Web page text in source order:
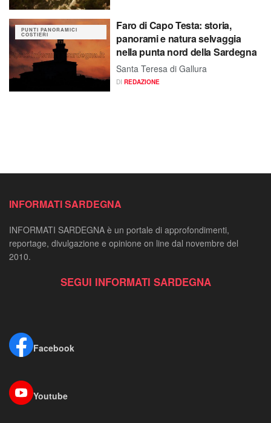
PUNTI PANORAMICI
COSTIERI
Faro di Capo Testa: storia,
panorami e natura selvaggia
nella punta nord della Sardegna
Santa Teresa di Gallura
DI REDAZIONE
INFORMATI SARDEGNA
INFORMATI SARDEGNA è un portale di approfondimenti,
reportage, divulgazione e opinione on line dal novembre del
2010.
SEGUI INFORMATI SARDEGNA
Facebook
Youtube